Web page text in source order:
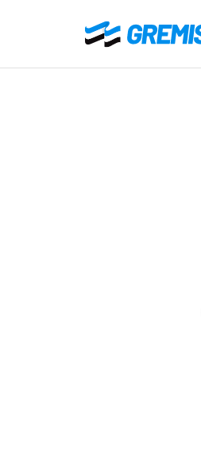
o
Gremistas